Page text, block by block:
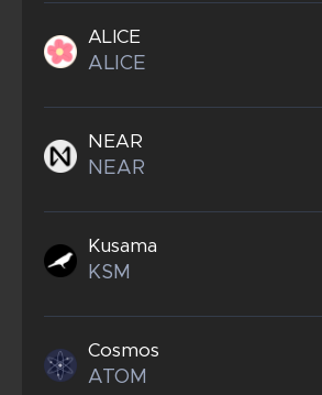
ALICE
ALICE
NEAR
NEAR
Kusama
KSM
Cosmos
ATOM